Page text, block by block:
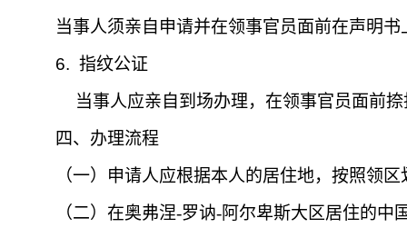
当事人须亲自申请并在领事官员面前在声明
6. 指纹公证
当事人应亲自到场办理，在领事官员面前捺
四、办理流程
（一）申请人应根据本人的居住地，按照领
（二） 在奥弗涅-罗讷-阿尔卑斯大区居住的中